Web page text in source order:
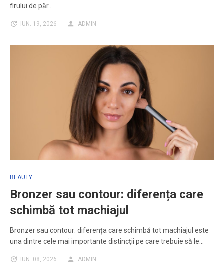
firului de păr…
IUN. 19, 2026 ADMIN
BEAUTY
Bronzer sau contour: diferența care
schimbă tot machiajul
Bronzer sau contour: diferența care schimbă tot machiajul este
una dintre cele mai importante distincții pe care trebuie să le…
IUN. 08, 2026 ADMIN